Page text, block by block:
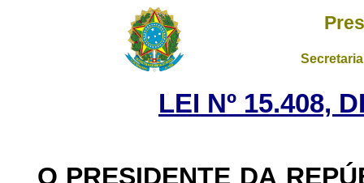
LEI Nº 15.408,
O PRESIDENTE DA